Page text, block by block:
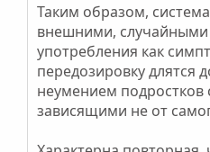
Таким образом,
внешними, случайными
употребления как
передозировку длятся
неумением подростков
зависящими не от